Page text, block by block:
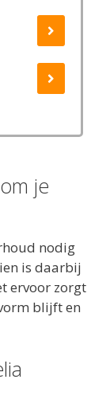
je
nodig
is daarbij
ervoor zorgt
blijft en